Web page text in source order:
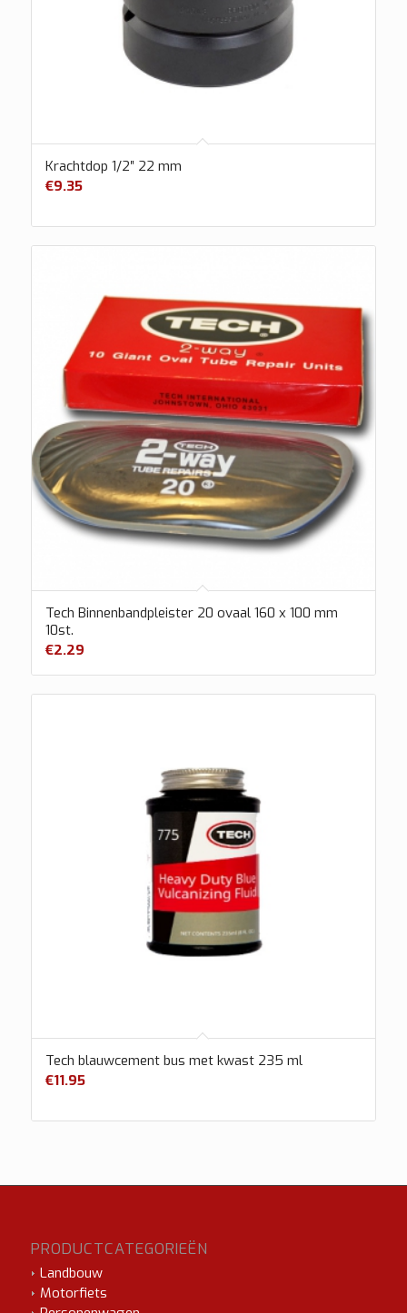
Krachtdop 1/2″ 22 mm
€9.35
Tech Binnenbandpleister 20 ovaal 160 x 100 mm
10st.
€2.29
Tech blauwcement bus met kwast 235 ml
€11.95
PRODUCTCATEGORIEËN
Landbouw
Motorfiets